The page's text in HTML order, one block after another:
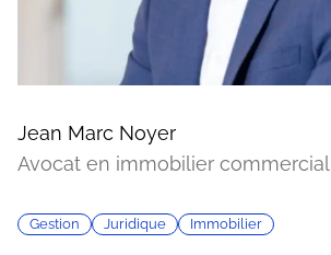
Jean Marc Noyer
Avocat en immobilier commercial
Gestion Juridique Immobilier